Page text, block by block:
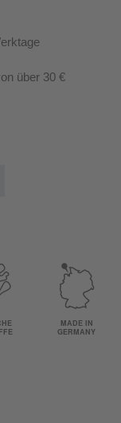
über 30 €
MADE IN
GERMANY